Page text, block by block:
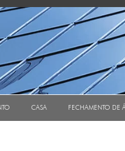
CASA FECHAMENTO DE